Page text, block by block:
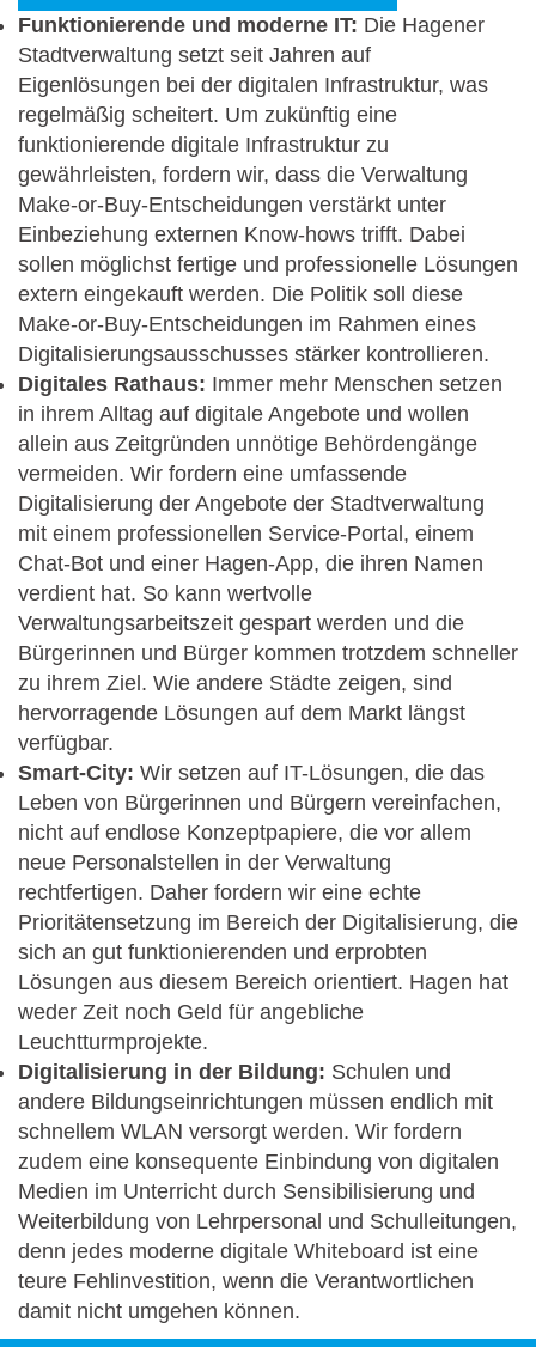
Funktionierende und moderne IT: Die Hagener
Stadtverwaltung setzt seit Jahren auf
Eigenlösungen bei der digitalen Infrastruktur, was
regelmäßig scheitert. Um zukünftig eine
funktionierende digitale Infrastruktur zu
gewährleisten, fordern wir, dass die Verwaltung
Make-or-Buy-Entscheidungen verstärkt unter
Einbeziehung externen Know-hows trifft. Dabei
sollen möglichst fertige und professionelle Lösungen
extern eingekauft werden. Die Politik soll diese
Make-or-Buy-Entscheidungen im Rahmen eines
Digitalisierungsausschusses stärker kontrollieren.
Digitales Rathaus: Immer mehr Menschen setzen
in ihrem Alltag auf digitale Angebote und wollen
allein aus Zeitgründen unnötige Behördengänge
vermeiden. Wir fordern eine umfassende
Digitalisierung der Angebote der Stadtverwaltung
mit einem professionellen Service-Portal, einem
Chat-Bot und einer Hagen-App, die ihren Namen
verdient hat. So kann wertvolle
Verwaltungsarbeitszeit gespart werden und die
Bürgerinnen und Bürger kommen trotzdem schneller
zu ihrem Ziel. Wie andere Städte zeigen, sind
hervorragende Lösungen auf dem Markt längst
verfügbar.
Smart-City: Wir setzen auf IT-Lösungen, die das
Leben von Bürgerinnen und Bürgern vereinfachen,
nicht auf endlose Konzeptpapiere, die vor allem
neue Personalstellen in der Verwaltung
rechtfertigen. Daher fordern wir eine echte
Prioritätensetzung im Bereich der Digitalisierung, die
sich an gut funktionierenden und erprobten
Lösungen aus diesem Bereich orientiert. Hagen hat
weder Zeit noch Geld für angebliche
Leuchtturmprojekte.
Digitalisierung in der Bildung: Schulen und
andere Bildungseinrichtungen müssen endlich mit
schnellem WLAN versorgt werden. Wir fordern
zudem eine konsequente Einbindung von digitalen
Medien im Unterricht durch Sensibilisierung und
Weiterbildung von Lehrpersonal und Schulleitungen,
denn jedes moderne digitale Whiteboard ist eine
teure Fehlinvestition, wenn die Verantwortlichen
damit nicht umgehen können.